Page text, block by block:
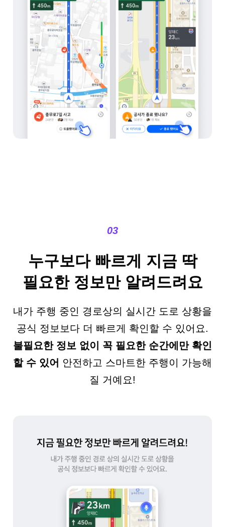
03
누구보다 빠르게 지금 딱
필요한 정보만 알려드려요
내가 주행 중인 경로상의 실시간 도로 상황을
공식 정보보다 더 빠르게 확인할 수 있어요.
불필요한 정보 없이 꼭 필요한 순간에만 확인
할 수 있어 안전하고 스마트한 주행이 가능해
질 거예요!